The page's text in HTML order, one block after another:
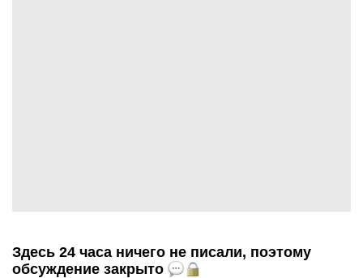
Здесь 24 часа ничего не писали, поэтому
обсуждение закрыто